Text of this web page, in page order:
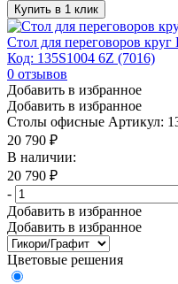
Купить в 1 клик
Стол для переговоров
Код: 135S1004 6Z (7016)
0 отзывов
Добавить в избранное
Добавить в избранное
Столы офисные Артикул:
20 790 ₽
В наличии:
20 790 ₽
-
Добавить в избранное
Добавить в избранное
Цветовые решения